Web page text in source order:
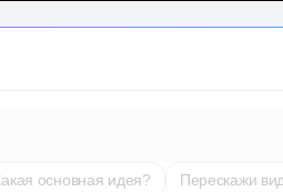
основная идея? Перескажи